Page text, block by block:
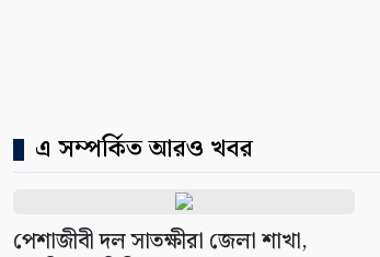
এ সম্পর্কিত আরও খবর
পেশাজীবী দল সাতক্ষীরা জেলা শাখা,